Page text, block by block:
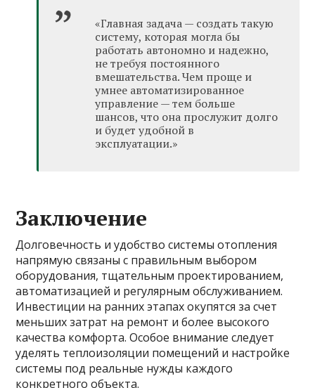
«Главная задача — создать такую
систему, которая могла бы
работать автономно и надежно,
не требуя постоянного
вмешательства. Чем проще и
умнее автоматизированное
управление — тем больше
шансов, что она прослужит долго
и будет удобной в
эксплуатации.»
Заключение
Долговечность и удобство системы отопления
напрямую связаны с правильным выбором
оборудования, тщательным проектированием,
автоматизацией и регулярным обслуживанием.
Инвестиции на ранних этапах окупятся за счет
меньших затрат на ремонт и более высокого
качества комфорта. Особое внимание следует
уделять теплоизоляции помещений и настройке
системы под реальные нужды каждого
конкретного объекта.